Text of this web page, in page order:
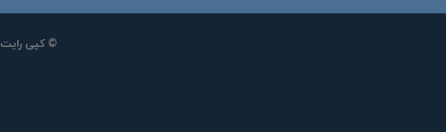
© کپی رایت ۲۰۲۴ طراحی و توسعه توسط